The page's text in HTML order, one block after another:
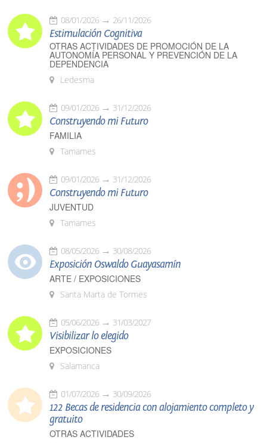
08/01/2026 26/11/2026
Estimulación Cognitiva
OTRAS ACTIVIDADES DE PROMOCIÓN DE LA
AUTONOMÍA PERSONAL Y PREVENCIÓN DE LA
DEPENDENCIA
Ledesma
09/01/2026 31/12/2026
Construyendo mi Futuro
FAMILIA
Tamames
09/01/2026 31/12/2026
Construyendo mi Futuro
JUVENTUD
Tamames
08/05/2026 30/08/2026
Exposición Oswaldo Guayasamín
ARTE / EXPOSICIONES
Santa Marta de Tormes
05/06/2026 31/03/2027
Visibilizar lo elegido
EXPOSICIONES
Salamanca
01/07/2026 30/09/2026
122 Becas de residencia con alojamiento completo y
gratuito
OTRAS ACTIVIDADES